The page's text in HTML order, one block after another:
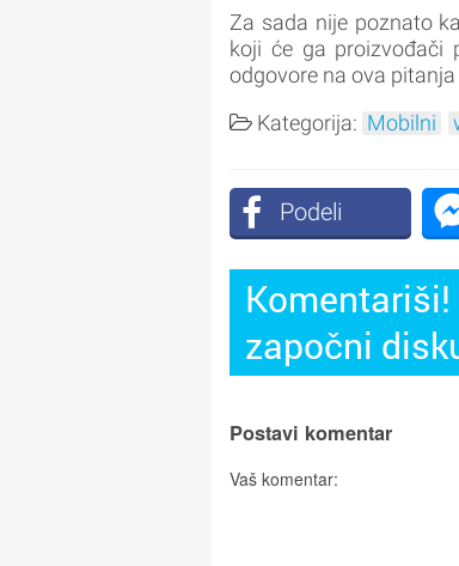
Za sada nije poznato
koji će ga proizvođači
odgovore na ova
Kategorija: Mobilni
Podeli
započni
Postavi komentar
Vaš komentar: